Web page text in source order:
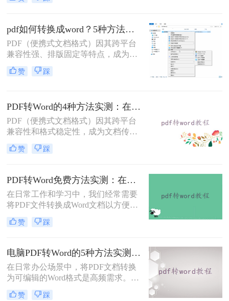
题。那么pdf文档怎么转换成word格式
助你高效完成转换。
pdf如何转换成word？5种方法从免费到编程实测对比！
PDF（便携式文档格式）因其跨平台
兼容性强、排版固定等特点，成为文
档共享和存档的首选。但若需编辑内
容或调整格式，需将PDF转换为
户高效完成转换。
赞 踩
PDF转Word的4种方法实测：在线工具、Word、Adobe与开源软件对比！！
PDF（便携式文档格式）因其跨平台
兼容性和格式稳定性，成为文档传输
的首选格式。然而，当我们需要编辑
文档内容时，将其转换为Word格式
word怎么转呢？本文将详细介绍几种
常用的PDF转Word方法，助您轻松完
成转换。
赞 踩
PDF转Word免费方法实测：在线工具、Word内置功能与手动复制3种方式对比！
在日常工作和学习中，我们经常需要
将PDF文件转换成Word文档以方便编
辑。那么怎么不花钱把pdf转成word
呢？以下是三种可以免费使用的PDF
选择最适合的方式。
赞 踩
电脑PDF转Word的5种方法实测指南：从在线工具到OCR识别与命令行自动化！
在日常办公场景中，将PDF文档转换
为可编辑的Word格式是高频需求。那
么电脑pdf怎么转换成word呢？本文综
赞 踩